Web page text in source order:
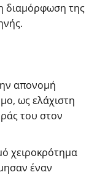
διαμόρφωση της
απονομή
ως ελάχιστη
του στον
χειροκρότημα
έναν